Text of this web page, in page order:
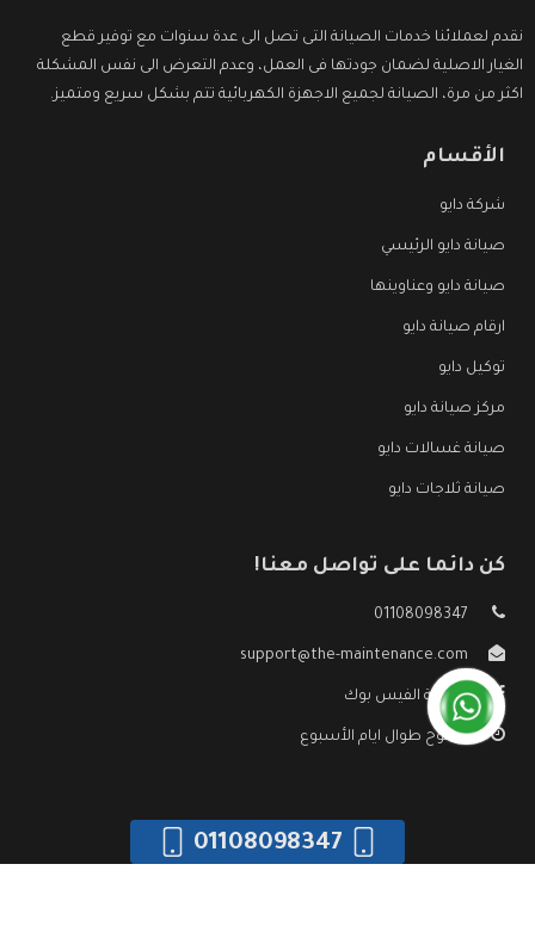
نقدم لعملائنا خدمات الصيانة التى تصل الى عدة سنوات مع توفير قطع
الغيار الاصلية لضمان جودتها فى العمل، وعدم التعرض الى نفس المشكلة
اكثر من مرة، الصيانة لجميع الاجهزة الكهربائية تتم بشكل سريع ومتميز.
الأقسام
شركة دايو
صيانة دايو الرئيسي
صيانة دايو وعناوينها
ارقام صيانة دايو
توكيل دايو
مركز صيانة دايو
صيانة غسالات دايو
صيانة ثلاجات دايو
كن دائما على تواصل معنا!
01108098347
support@the-maintenance.com
صفحة الفيس بوك
مفتوح طوال ايام الأسبوع
01108098347